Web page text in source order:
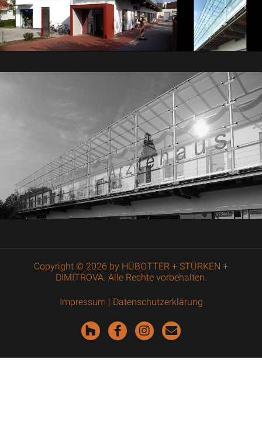
Copyright © 2026 by HÜBOTTER + STÜRKEN +
DIMITROVA. Alle Rechte vorbehalten.
Impressum | Datenschutzerklärung